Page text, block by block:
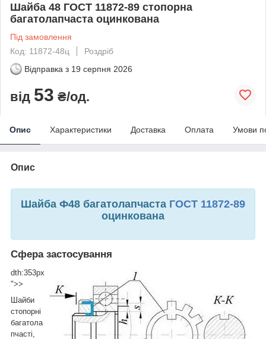
Шайба 48 ГОСТ 11872-89 стопорна
багатолапчаста оцинкована
Під замовлення
Код: 11872-48ц
Роздріб
Відправка з 19 серпня 2026
від 53 ₴/од.
Опис Характеристики Доставка Оплата Умови
Опис
Шайба Ф48 багатолапчаста ГОСТ 11872-89
оцинкована
Сфера застосування
dth:353px
">>
Шайби
стопорні
багатола
пчасті,